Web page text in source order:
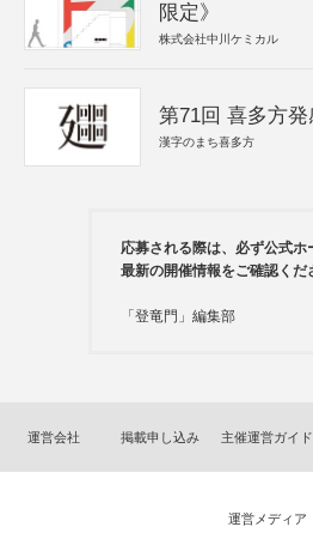
限定》
株式会社中川ケミカル
第71回 喜多方
漢字のまち喜多方
応募される際は、必ず公式ホ
最新の開催情報をご確認くだ
「登竜門」編集部
運営会社 掲載申し込み 主催運営ガイド
運営メディア